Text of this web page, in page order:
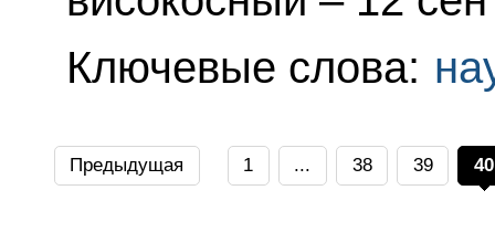
Ключевые слова:
Предыдущая 1 ... 38 39 40